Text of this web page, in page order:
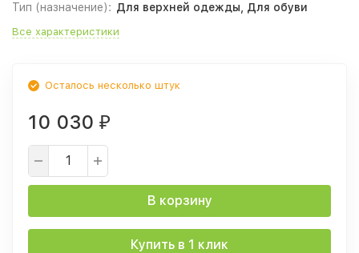
Тип (назначение): Для верхней одежды, Для обуви
Все характеристики
Осталось несколько штук
10 030 ₽
В корзину
Купить в 1 клик